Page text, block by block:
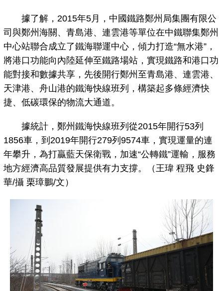
據了解，2015年5月，中國鐵路鄭州局集團有限公
司與鄭州海關、青島港、連雲港等單位在中鐵聯集鄭州
中心站聯合成立了鐵海聯運中心，傾力打造“無水港”，
將港口功能向內陸延伸至鐵路場站，實現鐵路和港口功
能對接和數據共享，先後開行鄭州至青島港、連雲港、
天津港、舟山港的鐵海快線班列，構築起多條經濟快
捷、低碳環保的物流大通道。
據統計，鄭州鐵海快線班列從2015年開行53列
1856車，到2019年開行279列9574車，實現運量的連
年攀升，為打贏藍天保衛戰，加速“公轉鐵”運輸，服務
地方經濟高品質發展提供有力支撐。（王瑋 程飛 史鋒
華/攝 栗璋鵬/文）